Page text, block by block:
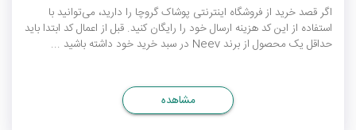
اگر قصد خرید از فروشگاه اینترنتی پوشاک گروچا را دارید، می‌توانید با
استفاده از این کد هزینه ارسال خود را رایگان کنید. قبل از اعمال کد ابتدا باید
حداقل یک محصول از برند Neev در سبد خرید خود داشته باشید ...
مشاهده